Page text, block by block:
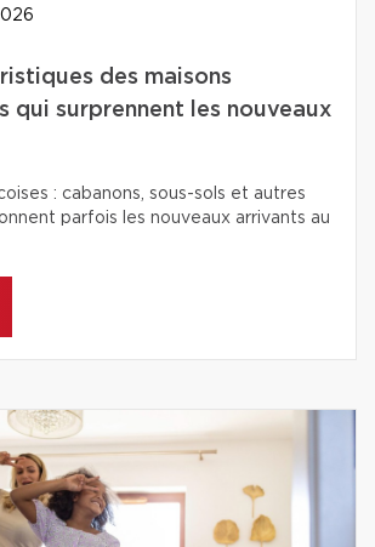
des maisons
qui surprennent les nouveaux
: cabanons, sous-sols et autres
parfois les nouveaux arrivants au